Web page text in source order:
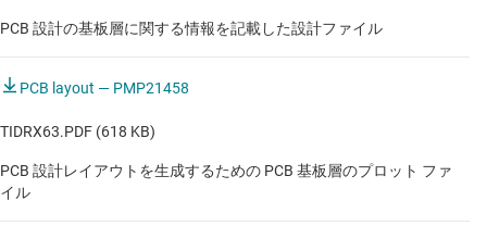
PCB 設計の基板層に関する情報を記載した設計ファイル
PCB layout — PMP21458
TIDRX63.PDF (618 KB)
PCB 設計レイアウトを生成するための PCB 基板層のプロット ファ
イル